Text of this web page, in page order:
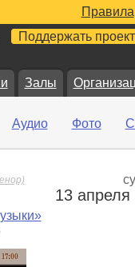
Правила
Поддержать проект
Залы
Аудио Фото
13 апреля